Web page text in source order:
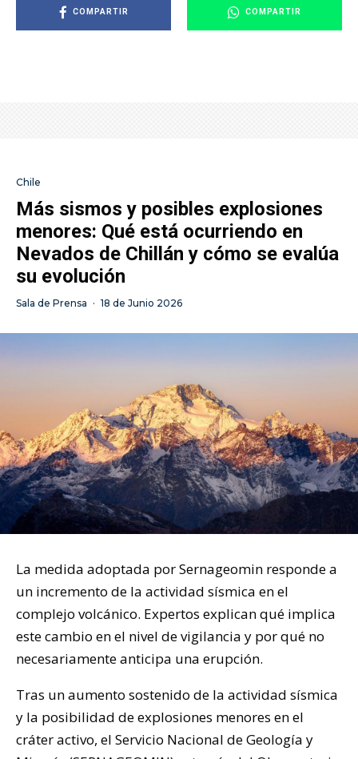
COMPARTIR COMPARTIR
Chile
Más sismos y posibles explosiones
menores: Qué está ocurriendo en
Nevados de Chillán y cómo se evalúa
su evolución
Sala de Prensa · 18 de Junio 2026
La medida adoptada por Sernageomin responde a
un incremento de la actividad sísmica en el
complejo volcánico. Expertos explican qué implica
este cambio en el nivel de vigilancia y por qué no
necesariamente anticipa una erupción.
Tras un aumento sostenido de la actividad sísmica
y la posibilidad de explosiones menores en el
cráter activo, el Servicio Nacional de Geología y